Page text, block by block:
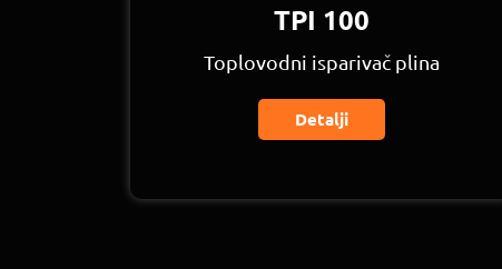
TPI 100
Toplovodni isparivač plina
Detalji